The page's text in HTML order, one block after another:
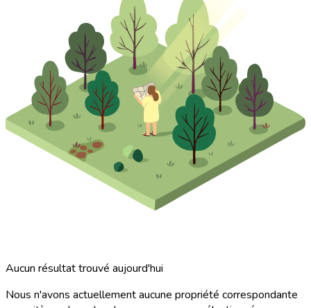
Aucun résultat trouvé aujourd'hui
Nous n'avons actuellement aucune propriété correspondante